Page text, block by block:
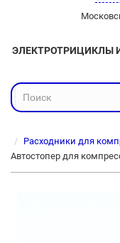
ЭЛЕКТРОТРИЦИКЛЫ
Расходники для
Автостопер для